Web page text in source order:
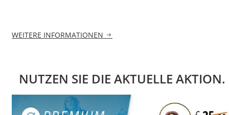
WEITERE INFORMATIONEN
NUTZEN SIE DIE AKTUELLE AKTION.